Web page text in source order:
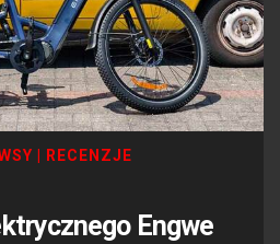
RECENZJE
Engwe